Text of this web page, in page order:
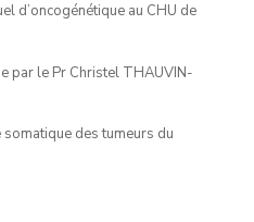
d’oncogénétique au CHU de
par le Pr Christel THAUVIN-
des tumeurs du